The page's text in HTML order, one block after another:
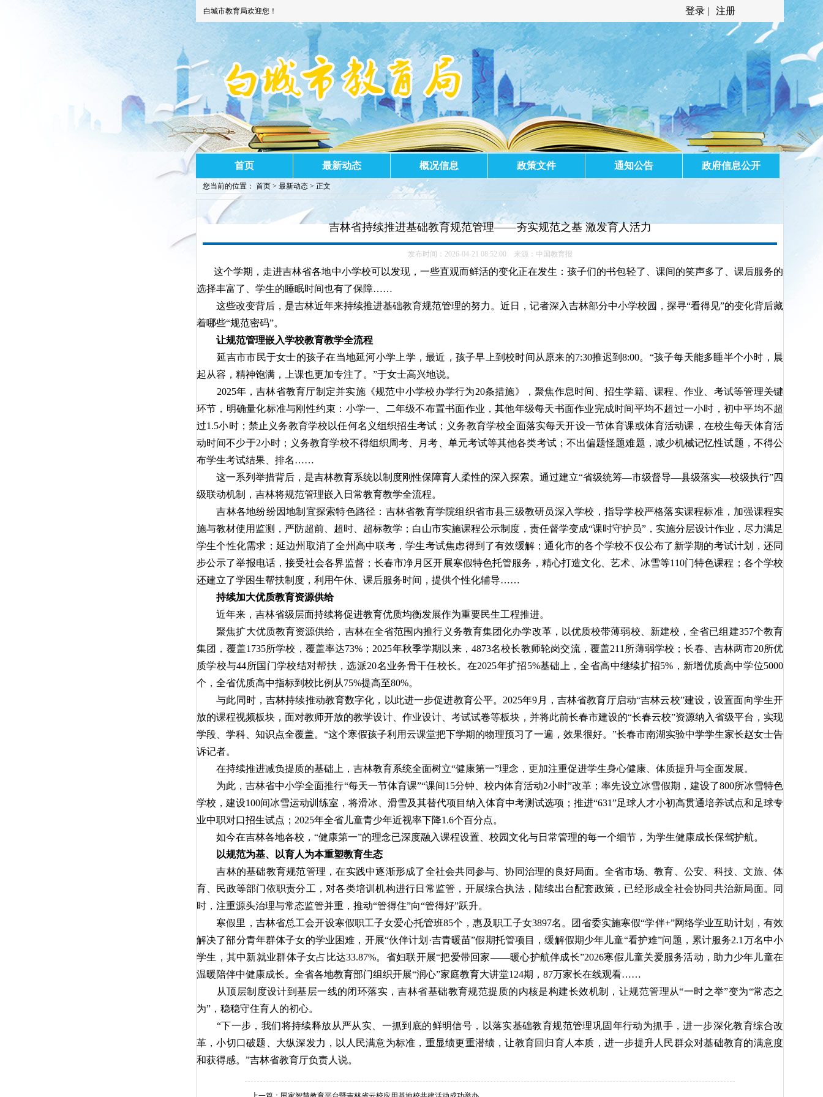
白城市教育局欢迎您！ 登录 | 注册
首页 最新动态 概况信息 政策文件 通知公告 政府信息公开
您当前的位置： 首页 > 最新动态 > 正文
吉林省持续推进基础教育规范管理——夯实规范之基 激发育人活力
发布时间：2026-04-21 08:52:00 来源： 中国教育报
这个学期，走进吉林省各地中小学校可以发现，一些直观而鲜活的变化正在发生：孩子们的书包轻了、课间的笑声多了、课后服务的
选择丰富了、学生的睡眠时间也有了保障……
这些改变背后，是吉林近年来持续推进基础教育规范管理的努力。近日，记者深入吉林部分中小学校园，探寻“看得见”的变化背后藏
着哪些“规范密码”。
让规范管理嵌入学校教育教学全流程
延吉市市民于女士的孩子在当地延河小学上学，最近，孩子早上到校时间从原来的7:30推迟到8:00。“孩子每天能多睡半个小时，晨
起从容，精神饱满，上课也更加专注了。”于女士高兴地说。
2025年，吉林省教育厅制定并实施《规范中小学校办学行为20条措施》，聚焦作息时间、招生学籍、课程、作业、考试等管理关键
环节，明确量化标准与刚性约束：小学一、二年级不布置书面作业，其他年级每天书面作业完成时间平均不超过一小时，初中平均不超
过1.5小时；禁止义务教育学校以任何名义组织招生考试；义务教育学校全面落实每天开设一节体育课或体育活动课，在校生每天体育活
动时间不少于2小时；义务教育学校不得组织周考、月考、单元考试等其他各类考试；不出偏题怪题难题，减少机械记忆性试题，不得公
布学生考试结果、排名……
这一系列举措背后，是吉林教育系统以制度刚性保障育人柔性的深入探索。通过建立“省级统筹—市级督导—县级落实—校级执行”四
级联动机制，吉林将规范管理嵌入日常教育教学全流程。
吉林各地纷纷因地制宜探索特色路径：吉林省教育学院组织省市县三级教研员深入学校，指导学校严格落实课程标准，加强课程实
施与教材使用监测，严防超前、超时、超标教学；白山市实施课程公示制度，责任督学变成“课时守护员”，实施分层设计作业，尽力满足
学生个性化需求；延边州取消了全州高中联考，学生考试焦虑得到了有效缓解；通化市的各个学校不仅公布了新学期的考试计划，还同
步公示了举报电话，接受社会各界监督；长春市净月区开展寒假特色托管服务，精心打造文化、艺术、冰雪等110门特色课程；各个学校
还建立了学困生帮扶制度，利用午休、课后服务时间，提供个性化辅导……
持续加大优质教育资源供给
近年来，吉林省级层面持续将促进教育优质均衡发展作为重要民生工程推进。
聚焦扩大优质教育资源供给，吉林在全省范围内推行义务教育集团化办学改革，以优质校带薄弱校、新建校，全省已组建357个教育
集团，覆盖1735所学校，覆盖率达73%；2025年秋季学期以来，4873名校长教师轮岗交流，覆盖211所薄弱学校；长春、吉林两市20所优
质学校与44所国门学校结对帮扶，选派20名业务骨干任校长。在2025年扩招5%基础上，全省高中继续扩招5%，新增优质高中学位5000
个，全省优质高中指标到校比例从75%提高至80%。
与此同时，吉林持续推动教育数字化，以此进一步促进教育公平。2025年9月，吉林省教育厅启动“吉林云校”建设，设置面向学生开
放的课程视频板块，面对教师开放的教学设计、作业设计、考试试卷等板块，并将此前长春市建设的“长春云校”资源纳入省级平台，实现
学段、学科、知识点全覆盖。“这个寒假孩子利用云课堂把下学期的物理预习了一遍，效果很好。”长春市南湖实验中学学生家长赵女士告
诉记者。
在持续推进减负提质的基础上，吉林教育系统全面树立“健康第一”理念，更加注重促进学生身心健康、体质提升与全面发展。
为此，吉林省中小学全面推行“每天一节体育课”“课间15分钟、校内体育活动2小时”改革；率先设立冰雪假期，建设了800所冰雪特色
学校，建设100间冰雪运动训练室，将滑冰、滑雪及其替代项目纳入体育中考测试选项；推进“631”足球人才小初高贯通培养试点和足球专
业中职对口招生试点；2025年全省儿童青少年近视率下降1.6个百分点。
如今在吉林各地各校，“健康第一”的理念已深度融入课程设置、校园文化与日常管理的每一个细节，为学生健康成长保驾护航。
以规范为基、以育人为本重塑教育生态
吉林的基础教育规范管理，在实践中逐渐形成了全社会共同参与、协同治理的良好局面。全省市场、教育、公安、科技、文旅、体
育、民政等部门依职责分工，对各类培训机构进行日常监管，开展综合执法，陆续出台配套政策，已经形成全社会协同共治新局面。同
时，注重源头治理与常态监管并重，推动“管得住”向“管得好”跃升。
寒假里，吉林省总工会开设寒假职工子女爱心托管班85个，惠及职工子女3897名。团省委实施寒假“学伴+”网络学业互助计划，有效
解决了部分青年群体子女的学业困难，开展“伙伴计划·吉青暖苗”假期托管项目，缓解假期少年儿童“看护难”问题，累计服务2.1万名中小
学生，其中新就业群体子女占比达33.87%。省妇联开展“把爱带回家——暖心护航伴成长”2026寒假儿童关爱服务活动，助力少年儿童在
温暖陪伴中健康成长。全省各地教育部门组织开展“润心”家庭教育大讲堂124期，87万家长在线观看……
从顶层制度设计到基层一线的闭环落实，吉林省基础教育规范提质的内核是构建长效机制，让规范管理从“一时之举”变为“常态之
为”，稳稳守住育人的初心。
“下一步，我们将持续释放从严从实、一抓到底的鲜明信号，以落实基础教育规范管理巩固年行动为抓手，进一步深化教育综合改
革，小切口破题、大纵深发力，以人民满意为标准，重显绩更重潜绩，让教育回归育人本质，进一步提升人民群众对基础教育的满意度
和获得感。”吉林省教育厅负责人说。